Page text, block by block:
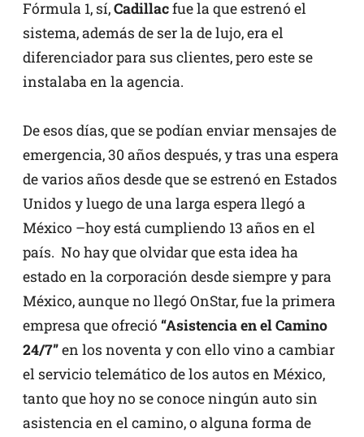
Fórmula 1, sí,Cadillacfue la que estrenó el
sistema, además de ser la de lujo, era el
diferenciador para sus clientes, pero este se
instalaba en la agencia.
De esos días, que se podían enviar mensajes de
emergencia, 30 años después, y tras una espera
de varios años desde que se estrenó en Estados
Unidos y luego de una larga espera llegó a
México –hoy está cumpliendo 13 años en el
país. No hay que olvidar que esta idea ha
estado en la corporación desde siempre y para
México, aunque no llegó OnStar, fue la primera
empresa que ofreció “Asistencia en el Camino
24/7”en los noventa y con ello vino a cambiar
el servicio telemático de los autos en México,
tanto que hoy no se conoce ningún auto sin
asistencia en el camino, o alguna forma de